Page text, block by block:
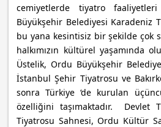
cemiyetlerde tiyatro
Büyükşehir Belediyesi Karadeniz
bu yana kesintisiz bir şekilde çok
halkımızın kültürel yaşamında
Üstelik, Ordu Büyükşehir
İstanbul Şehir Tiyatrosu ve
sonra Türkiye ‘de kurulan
özelliğini taşımaktadır. Devlet
Tiyatrosu Sahnesi, Ordu Kültür